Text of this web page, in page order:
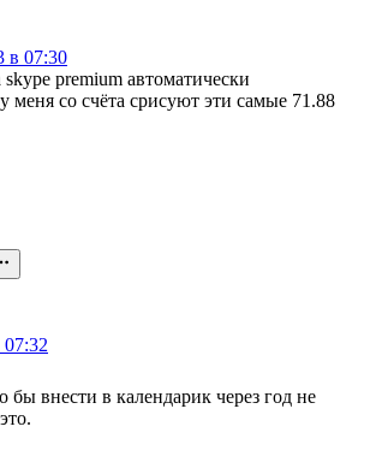
в 07:30
skype premium автоматически
меня со счёта срисуют эти самые 71.88
07:32
бы внести в календарик через год не